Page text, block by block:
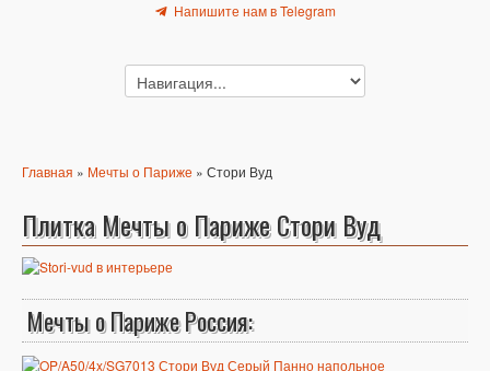
Напишите нам в Telegram
Главная » Мечты о Париже » Стори Вуд
Плитка Мечты о Париже Стори Вуд
Мечты о Париже Россия: